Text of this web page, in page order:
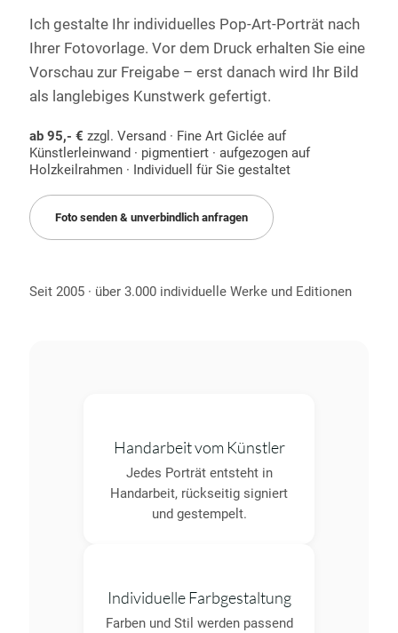
Ich gestalte Ihr individuelles Pop-Art-Porträt nach
Ihrer Fotovorlage. Vor dem Druck erhalten Sie eine
Vorschau zur Freigabe – erst danach wird Ihr Bild
als langlebiges Kunstwerk gefertigt.
ab 95,- € zzgl. Versand · Fine Art Giclée auf
Künstlerleinwand · pigmentiert · aufgezogen auf
Holzkeilrahmen · Individuell für Sie gestaltet
Foto senden & unverbindlich anfragen
Seit 2005 · über 3.000 individuelle Werke und Editionen
Handarbeit vom Künstler
Jedes Porträt entsteht in
Handarbeit, rückseitig signiert
und gestempelt.
Individuelle Farbgestaltung
Farben und Stil werden passend